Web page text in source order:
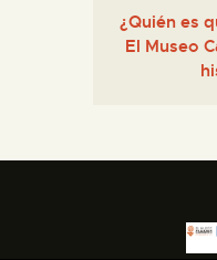
¿Quién es
El Museo